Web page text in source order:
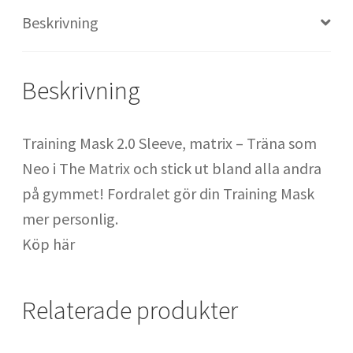
SATS Regeringsgatan
SATS Signalfabriken
SATS Spårvagnshallarna
Beskrivning
Beskrivning
Training Mask 2.0 Sleeve, matrix – Träna som
Neo i The Matrix och stick ut bland alla andra
på gymmet! Fordralet gör din Training Mask
mer personlig.
Köp här
Relaterade produkter